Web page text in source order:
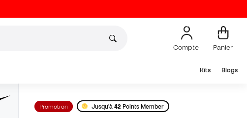
Compte Panier
Kits Blogs
Promotion Jusqu'à42 Points Member